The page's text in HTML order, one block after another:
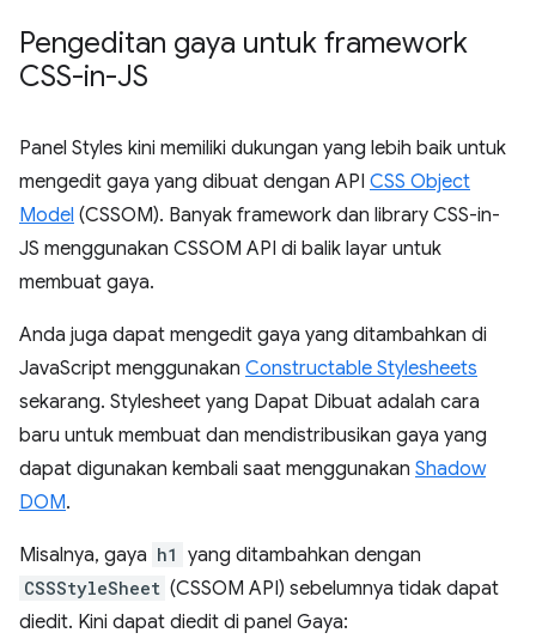
Pengeditan gaya untuk framework
CSS-in-JS
Panel Styles kini memiliki dukungan yang lebih baik untuk
mengedit gaya yang dibuat dengan API CSS Object
Model (CSSOM). Banyak framework dan library CSS-in-
JS menggunakan CSSOM API di balik layar untuk
membuat gaya.
Anda juga dapat mengedit gaya yang ditambahkan di
JavaScript menggunakan Constructable Stylesheets
sekarang. Stylesheet yang Dapat Dibuat adalah cara
baru untuk membuat dan mendistribusikan gaya yang
dapat digunakan kembali saat menggunakan Shadow
DOM.
Misalnya, gaya h1 yang ditambahkan dengan
CSSStyleSheet (CSSOM API) sebelumnya tidak dapat
diedit. Kini dapat diedit di panel Gaya: